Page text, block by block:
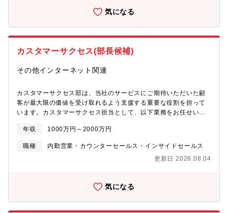
ドハウス（https://jp.cloud-house.com/）採用/労務/タレントマネ
ジメント/教育/勤怠/シフト/経費/給与/データレイク/アナリティク
スなどから成るSaaSをトータルで提供し、企業内の人材に対する
DX化を推進するプロダクトとして「クラウドハウス」というサー
ビス名にて、テクノロジーでビジネスが直面する課題を包括的に
解決していきたいと考えております（現在は採用・労務領域で展
気になる
カスタマーサクセス(部長候補)
その他インターネット関連
カスタマーサクセス部は、当社のサービスにご期待いただいた顧
客が最大限の価値を受け取れるよう支援する重要な役割を担って
います。カスタマーサクセス担当として、以下業務をお任せいた
の導入支援を行い、製品の基本的な使い方や機能について説明し
ます。顧客がスムーズに製品を利用開始できるよう、必要な準備
やサポートを提供します。■技術サポート・顧客からの技術的な質
問や問題に対応します。コードの生成や解説、改善提案、バグチ
し、それに合わせた製品の活用方法を提案します。顧客が目標を
ンプトの作成代行と設計・顧客のニーズに応じたカスタマイズさ
年収 1000万円～2000万円
職種
内勤営業・カウンターセールス・インサイドセールス
更新日 2026.08.04
気になる